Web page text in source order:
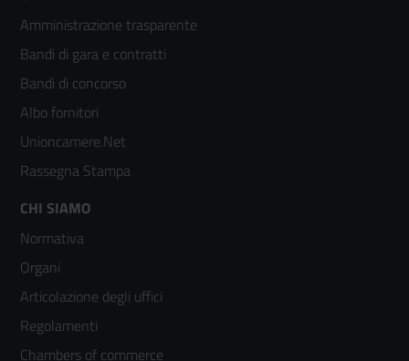
menù
colonna
2
Amministrazione trasparente
Bandi di gara e contratti
Bandi di concorso
Albo fornitori
Unioncamere.Net
Rassegna Stampa
Footer
menù
colonna
3
CHI SIAMO
Normativa
Organi
Articolazione degli uffici
Regolamenti
Chambers of commerce